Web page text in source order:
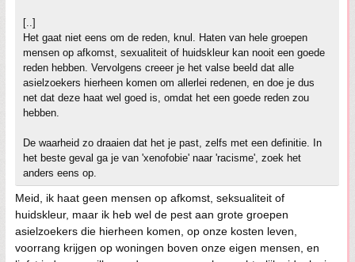
[..]
Het gaat niet eens om de reden, knul. Haten van hele groepen
mensen op afkomst, sexualiteit of huidskleur kan nooit een goede
reden hebben. Vervolgens creeer je het valse beeld dat alle
asielzoekers hierheen komen om allerlei redenen, en doe je dus
net dat deze haat wel goed is, omdat het een goede reden zou
hebben.
De waarheid zo draaien dat het je past, zelfs met een definitie. In
het beste geval ga je van 'xenofobie' naar 'racisme', zoek het
anders eens op.
Meid, ik haat geen mensen op afkomst, seksualiteit of
huidskleur, maar ik heb wel de pest aan grote groepen
asielzoekers die hierheen komen, op onze kosten leven,
voorrang krijgen op woningen boven onze eigen mensen, en